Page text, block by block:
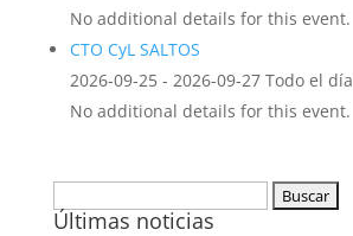
No additional details for this event.
CTO CyL SALTOS
2026-09-25 - 2026-09-27 Todo el día
No additional details for this event.
Últimas noticias